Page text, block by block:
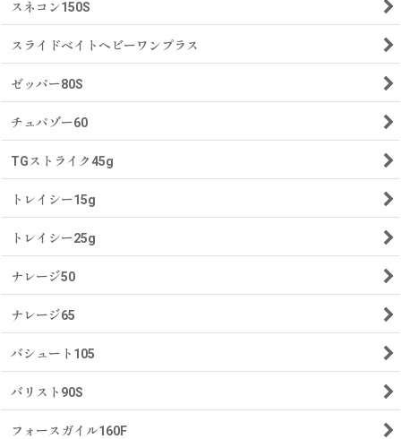
スネコン150S
スライドベイトヘビーワンプラス
ゼッパー80S
チュパゾー60
TGストライク45g
トレイシー15g
トレイシー25g
ナレージ50
ナレージ65
バシュート105
バリスト90S
フォースガイル160F